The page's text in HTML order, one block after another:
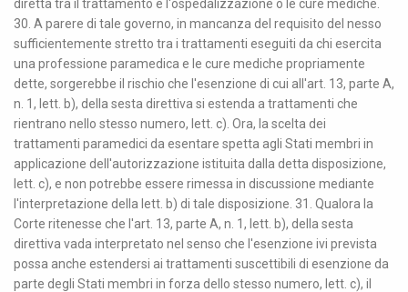
diretta tra il trattamento e l'ospedalizzazione o le cure mediche.
30. A parere di tale governo, in mancanza del requisito del nesso
sufficientemente stretto tra i trattamenti eseguiti da chi esercita
una professione paramedica e le cure mediche propriamente
dette, sorgerebbe il rischio che l'esenzione di cui all'art. 13, parte A,
n. 1, lett. b), della sesta direttiva si estenda a trattamenti che
rientrano nello stesso numero, lett. c). Ora, la scelta dei
trattamenti paramedici da esentare spetta agli Stati membri in
applicazione dell'autorizzazione istituita dalla detta disposizione,
lett. c), e non potrebbe essere rimessa in discussione mediante
l'interpretazione della lett. b) di tale disposizione. 31. Qualora la
Corte ritenesse che l'art. 13, parte A, n. 1, lett. b), della sesta
direttiva vada interpretato nel senso che l'esenzione ivi prevista
possa anche estendersi ai trattamenti suscettibili di esenzione da
parte degli Stati membri in forza dello stesso numero, lett. c), il